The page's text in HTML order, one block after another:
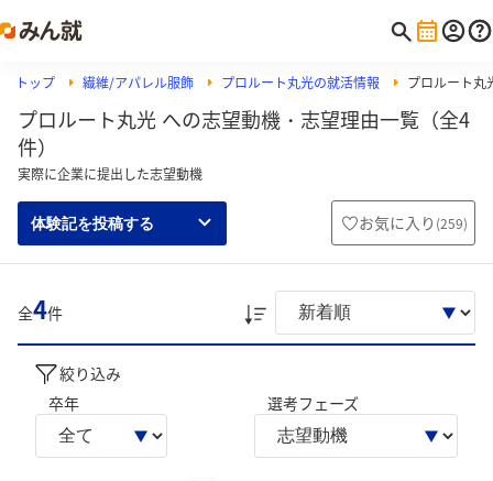
トップ 繊維/アパレル服飾 プロルート丸光の就活情報 プロルート丸
プロルート丸光 への志望動機・志望理由一覧（全4
件）
実際に企業に提出した志望動機
体験記を投稿する お気に入り (259)
全4件
絞り込み
卒年
選考フェーズ